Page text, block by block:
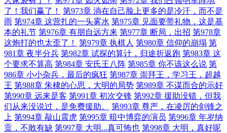
了！我们赢了！
第973章 淌在自己脸上更多的是冷汗，而不是
雨 第974章 这营扎的一头雾水 第975章 见面要带礼物，这是基
本的礼节 第976章 有朋自远方来 第977章 断局，出招 第978章
这炮打的也太歪了！
第979章 执棋人 第980章 信仰的崩塌 第
981章 夜半分兵 第982章 试探的算计，归途折返跑 第983章 这
个要求不算高 第984章 安氏王八阵 第985章 你不该这么说 第
986章 小小杂兵，最后的疯狂 第987章 崇拜王，学习王，超越
王 第988章 朱棣的心思，大明的局势 第989章 不谋而合的示好
第990章 远来是客 第991章 初次交锋 第992章 援助没错，但我
们从来没说过，是免费援助。
第993章 尊严，在凌厉的剑锋之
上 第994章 敲山震虎 第995章 暗中博弈的演员 第996章 年岁纳
贡，不敢有缺 第997章 大明...真可怖也 第998章 大明，真好呢